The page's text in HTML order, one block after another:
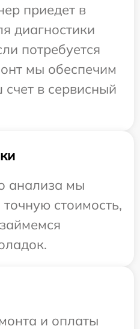
приедет в
диагностики
потребуется
мы обеспечим
в сервисный
анализа мы
стоимость,
и оплаты